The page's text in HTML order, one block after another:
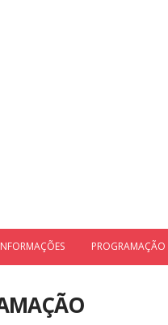
PROGRAMAÇÃO